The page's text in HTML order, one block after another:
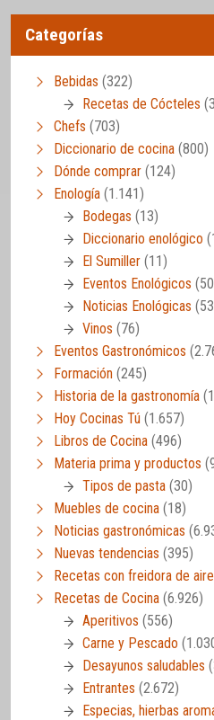
Categorías
Bebidas (322)
Recetas de Cócteles
Chefs (703)
Diccionario de cocina (800)
Dónde comprar (124)
Enología (1.141)
Bodegas (13)
Diccionario enológico
El Sumiller (11)
Eventos Enológicos
Noticias Enológicas
Vinos (76)
Eventos Gastronómicos
Formación (245)
Historia de la gastronomía
Hoy Cocinas Tú (1.657)
Libros de Cocina (496)
Materia prima y productos
Tipos de pasta (30)
Muebles de cocina (18)
Noticias gastronómicas
Nuevas tendencias (395)
Recetas con freidora de
Recetas de Cocina (6.926)
Aperitivos (556)
Carne y Pescado
Desayunos saludables
Entrantes (2.672)
Especias, hierbas